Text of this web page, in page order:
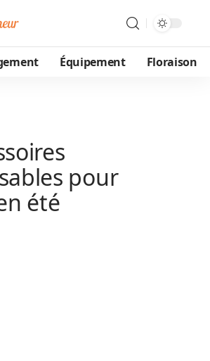
Équipement Floraison
pour
été